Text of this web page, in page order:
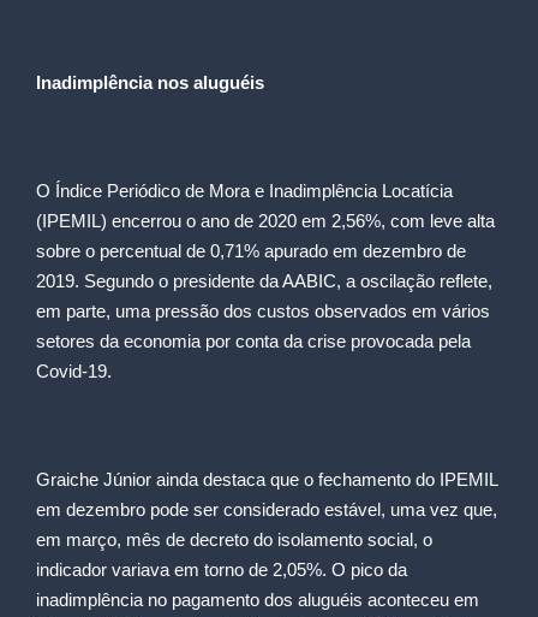
Inadimplência nos aluguéis
O Índice Periódico de Mora e Inadimplência Locatícia
(IPEMIL) encerrou o ano de 2020 em 2,56%, com leve alta
sobre o percentual de 0,71% apurado em dezembro de
2019. Segundo o presidente da AABIC, a oscilação reflete,
em parte, uma pressão dos custos observados em vários
setores da economia por conta da crise provocada pela
Covid-19.
Graiche Júnior ainda destaca que o fechamento do IPEMIL
em dezembro pode ser considerado estável, uma vez que,
em março, mês de decreto do isolamento social, o
indicador variava em torno de 2,05%. O pico da
inadimplência no pagamento dos aluguéis aconteceu em